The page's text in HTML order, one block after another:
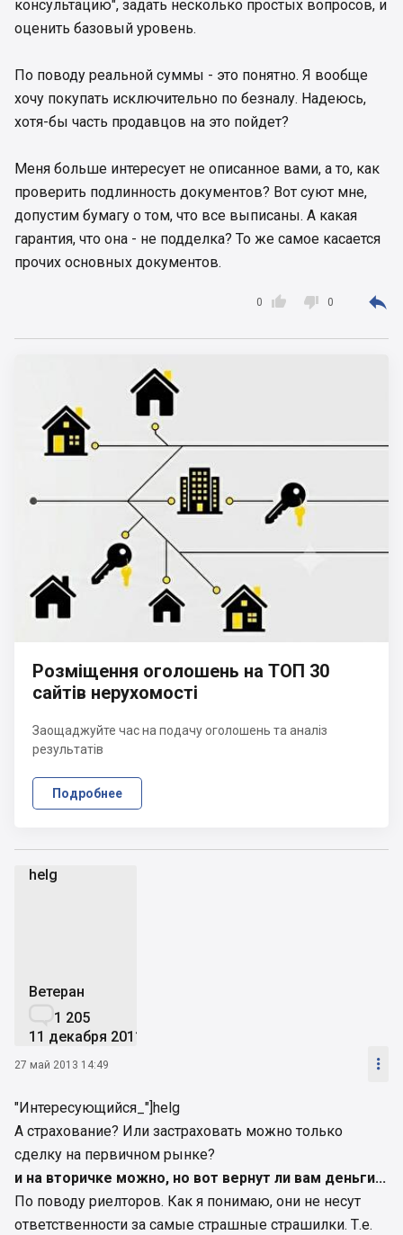
консультацию", задать несколько простых вопросов, и
оценить базовый уровень.
По поводу реальной суммы - это понятно. Я вообще
хочу покупать исключительно по безналу. Надеюсь,
хотя-бы часть продавцов на это пойдет?
Меня больше интересует не описанное вами, а то, как
проверить подлинность документов? Вот суют мне,
допустим бумагу о том, что все выписаны. А какая
гарантия, что она - не подделка? То же самое касается
прочих основных документов.

0  0 
helg
Ветеран
1 205
11 декабря 2011
27 май 2013 14:49 
"Интересующийся_"]helg
А страхование? Или застраховать можно только
сделку на первичном рынке?
и на вторичке можно, но вот вернут ли вам деньги...
По поводу риелторов. Как я понимаю, они не несут
ответственности за самые страшные страшилки. Т.е.
Розміщення оголошень на ТОП 30
сайтів нерухомості
Заощаджуйте час на подачу оголошень та аналіз
результатів
Подробнее